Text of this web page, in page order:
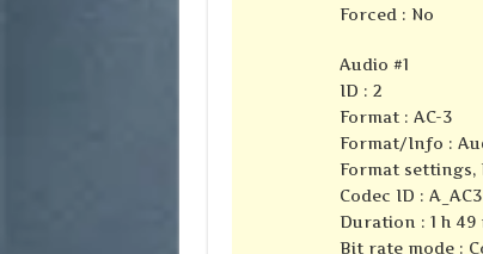
Forced : No
Audio #1
ID : 2
Format : AC-3
Format/Info :
Format settings,
Codec ID : A_AC3
Duration : 1 h 49
Bit rate mode :